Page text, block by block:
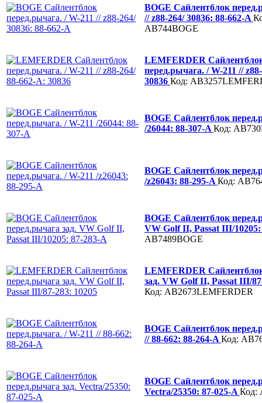
BOGE Сайлентблок
// z88-264/ 30836: 88-662-A
AB744BOGE
LEMFERDER
перед.рычага. / W-211 //
30836 Код:
BOGE Сайлентблок
/26044: 88-307-A Код:
BOGE Сайлентблок
/z26043: 88-295-A Код:
BOGE Сайлентблок
VW Golf II, Passat III/
AB7489BOGE
LEMFERDER
зад. VW Golf II, Passat III/
Код: AB2673LEMFERDER
BOGE Сайлентблок
// 88-662: 88-264-A Код:
BOGE Сайлентблок
Vectra/25350: 87-025-A Код: